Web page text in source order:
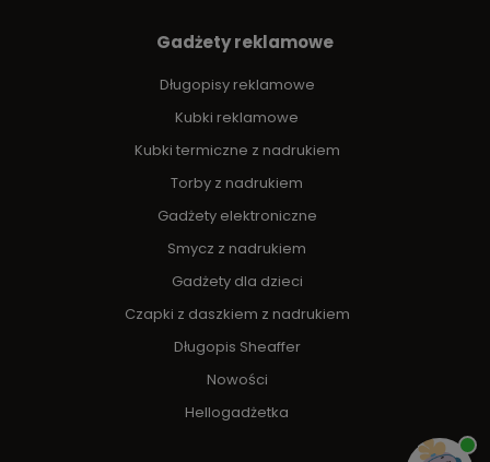
Gadżety reklamowe
Długopisy reklamowe
Kubki reklamowe
Kubki termiczne z nadrukiem
Torby z nadrukiem
Gadżety elektroniczne
Smycz z nadrukiem
Gadżety dla dzieci
Czapki z daszkiem z nadrukiem
Długopis Sheaffer
Nowości
Hellogadżetka